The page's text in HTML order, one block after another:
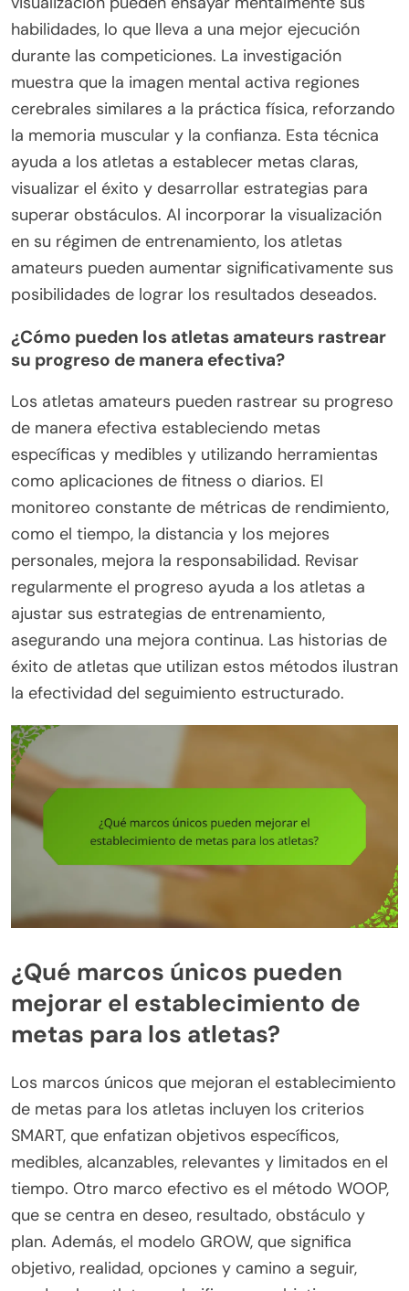
habilidades, lo que lleva a una mejor ejecución
durante las competiciones. La investigación
muestra que la imagen mental activa regiones
cerebrales similares a la práctica física, reforzando
la memoria muscular y la confianza. Esta técnica
ayuda a los atletas a establecer metas claras,
visualizar el éxito y desarrollar estrategias para
superar obstáculos. Al incorporar la visualización
en su régimen de entrenamiento, los atletas
amateurs pueden aumentar significativamente sus
posibilidades de lograr los resultados deseados.
¿Cómo pueden los atletas amateurs rastrear
su progreso de manera efectiva?
Los atletas amateurs pueden rastrear su progreso
de manera efectiva estableciendo metas
específicas y medibles y utilizando herramientas
como aplicaciones de fitness o diarios. El
monitoreo constante de métricas de rendimiento,
como el tiempo, la distancia y los mejores
personales, mejora la responsabilidad. Revisar
regularmente el progreso ayuda a los atletas a
ajustar sus estrategias de entrenamiento,
asegurando una mejora continua. Las historias de
éxito de atletas que utilizan estos métodos ilustran
la efectividad del seguimiento estructurado.
¿Qué marcos únicos pueden
mejorar el establecimiento de
metas para los atletas?
Los marcos únicos que mejoran el establecimiento
de metas para los atletas incluyen los criterios
SMART, que enfatizan objetivos específicos,
medibles, alcanzables, relevantes y limitados en el
tiempo. Otro marco efectivo es el método WOOP,
que se centra en deseo, resultado, obstáculo y
plan. Además, el modelo GROW, que significa
objetivo, realidad, opciones y camino a seguir,